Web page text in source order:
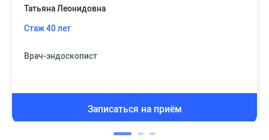
Татьяна Леонидовна
Стаж 40 лет
Врач-эндоскопист
Записаться на приём